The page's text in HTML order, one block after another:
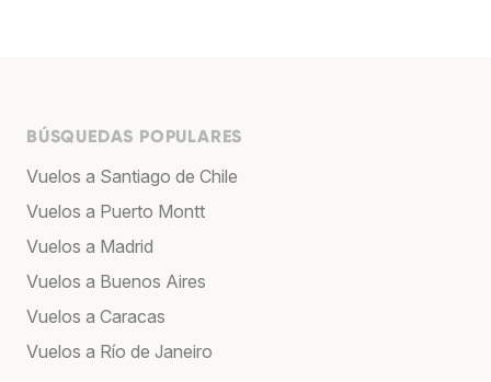
BÚSQUEDAS POPULARES
Vuelos a Santiago de Chile
Vuelos a Puerto Montt
Vuelos a Madrid
Vuelos a Buenos Aires
Vuelos a Caracas
Vuelos a Río de Janeiro